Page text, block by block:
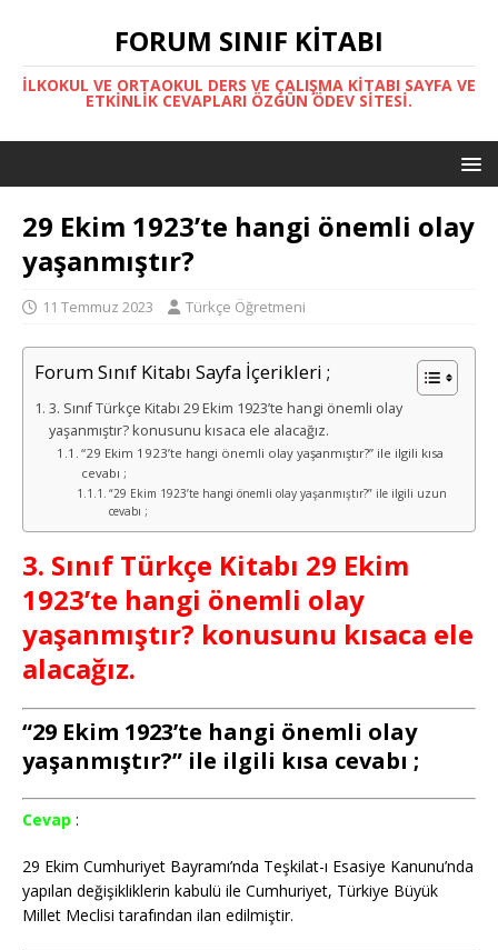
FORUM SINIF KITABI
İLKOKUL VE ORTAOKUL DERS VE ÇALIŞMA KITABI SAYFA VE
ETKINLIK CEVAPLARI ÖZGÜN ÖDEV SITESI.
29 Ekim 1923’te hangi önemli olay
yaşanmıştır?
11 Temmuz 2023 Türkçe Öğretmeni
Forum Sınıf Kitabı Sayfa İçerikleri ;
3. Sınıf Türkçe Kitabı 29 Ekim 1923’te hangi önemli olay
yaşanmıştır? konusunu kısaca ele alacağız.
“29 Ekim 1923’te hangi önemli olay yaşanmıştır?” ile ilgili kısa
cevabı ;
“29 Ekim 1923’te hangi önemli olay yaşanmıştır?” ile ilgili uzun
cevabı ;
3. Sınıf Türkçe Kitabı 29 Ekim
1923’te hangi önemli olay
yaşanmıştır? konusunu kısaca ele
alacağız.
“29 Ekim 1923’te hangi önemli olay
yaşanmıştır?” ile ilgili kısa cevabı ;
Cevap :
29 Ekim Cumhuriyet Bayramı’nda Teşkilat-ı Esasiye Kanunu’nda
yapılan değişikliklerin kabulü ile Cumhuriyet, Türkiye Büyük
Millet Meclisi tarafından ilan edilmiştir.